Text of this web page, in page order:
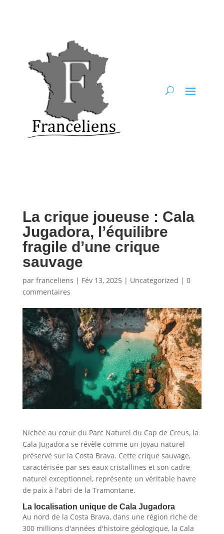
La crique joueuse : Cala
Jugadora, l’équilibre
fragile d’une crique
sauvage
par franceliens | Fév 13, 2025 | Uncategorized | 0
commentaires
Nichée au cœur du Parc Naturel du Cap de Creus, la
Cala Jugadora se révèle comme un joyau naturel
préservé sur la Costa Brava. Cette crique sauvage,
caractérisée par ses eaux cristallines et son cadre
naturel exceptionnel, représente un véritable havre
de paix à l'abri de la Tramontane.
La localisation unique de Cala Jugadora
Au nord de la Costa Brava, dans une région riche de
300 millions d'années d'histoire géologique, la Cala